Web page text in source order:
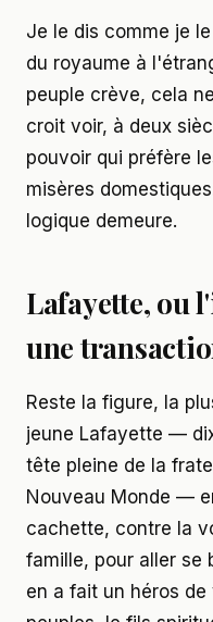
Je le dis comme je
du royaume à
peuple crève, cela
croit voir, à deux
pouvoir qui préfère
misères
logique demeure.
Lafayette, ou
une
Reste la figure, la
jeune Lafayette —
tête pleine de la
Nouveau Monde —
cachette, contre la
famille, pour aller se
en a fait un héros